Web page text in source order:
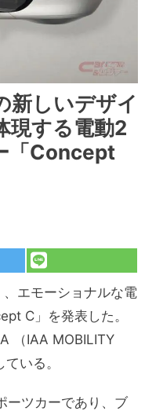
新しいデザイ
現する電動2
「Concept
エモーショナルな電
C」を発表した。
（IAA MOBILITY
いる。
ーツカーであり、ブ